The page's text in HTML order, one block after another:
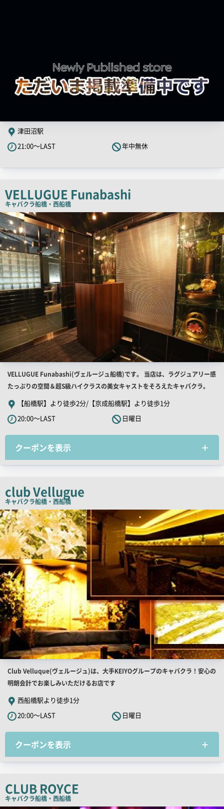
津田沼駅
21:00～LAST
年中無休
VELLUGUE Funabashi
キャバクラ船橋・西船橋
店
舗
PR
画
像
店
舗
PR
キ
ャ
ッ
コ
VELLUGUE Funabashi(ヴェルージュ船橋)です。 当店は、ラグジュアリー感
たっぷりの空間＆超S級ハイクラスの美女キャストをそろえたキャバクラ。
【船橋駅】より徒歩2分/【京成船橋駅】より徒歩1分
20:00～LAST
日曜日
クーポンを表示
club Vellugue
キャバクラ船橋・西船橋
店
舗
PR
画
像
店
舗
PR
キ
ャ
ッ
コ
Club Velluque(ヴェルージュ)は、大手KEIYOグループのキャバクラ！安心の
明朗会計でお楽しみいただけるお店です
西船橋駅より徒歩1分
20:00～LAST
日曜日
クーポンを表示
CLUB ROYCE
キャバクラ船橋・西船橋